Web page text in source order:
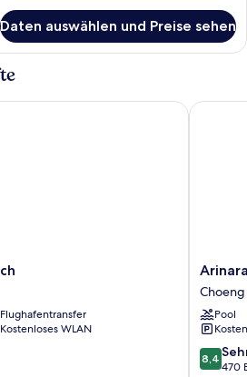
Daten auswählen und Preise sehen
Flughafentransfer
Kostenloses WLAN
Arinara
Beach
Resort
Phuket
Choeng
Thale
Pool
8.4
von
8,4
470
Arinara